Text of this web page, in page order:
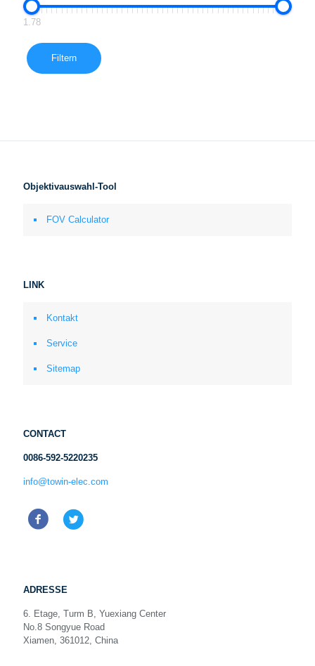
1.78
Filtern
Objektivauswahl-Tool
FOV Calculator
LINK
Kontakt
Service
Sitemap
CONTACT
0086-592-5220235
info@towin-elec.com
ADRESSE
6. Etage, Turm B, Yuexiang Center
No.8 Songyue Road
Xiamen, 361012, China